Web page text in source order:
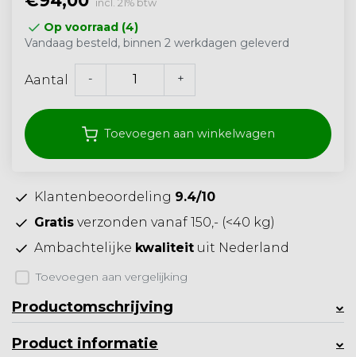
incl. 21% btw
Op voorraad (4)
Vandaag besteld, binnen 2 werkdagen geleverd
Aantal - +
Toevoegen aan winkelwagen
Klantenbeoordeling 9.4/10
Gratis verzonden vanaf 150,- (<40 kg)
Ambachtelijke kwaliteit uit Nederland
Toevoegen aan vergelijking
Productomschrijving
Product informatie